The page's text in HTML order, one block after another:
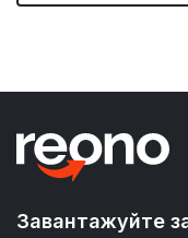
Завантажуйте